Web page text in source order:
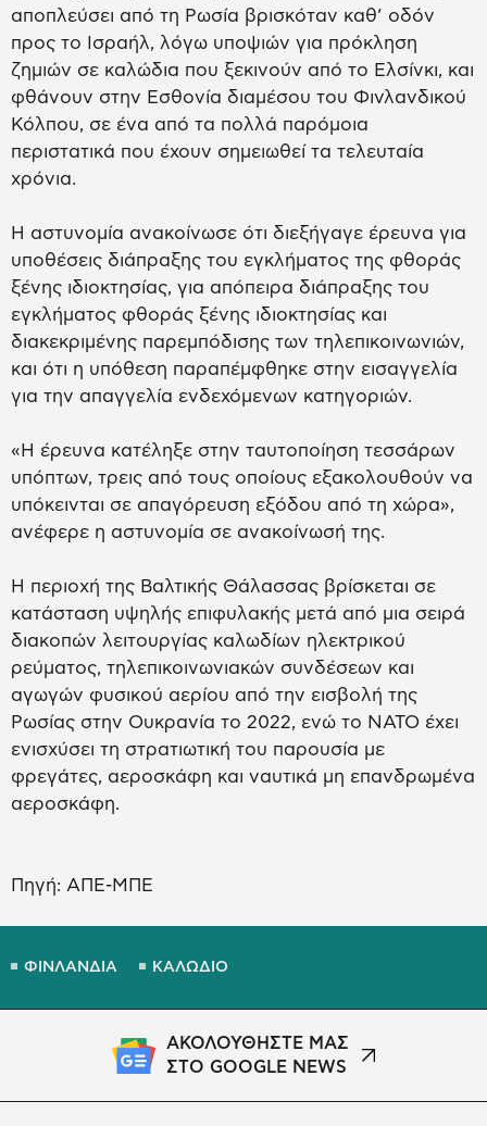
αποπλεύσει από τη Ρωσία βρισκόταν καθ’ οδόν
προς το Ισραήλ, λόγω υποψιών για πρόκληση
ζημιών σε καλώδια που ξεκινούν από το Ελσίνκι, και
φθάνουν στην Εσθονία διαμέσου του Φινλανδικού
Κόλπου, σε ένα από τα πολλά παρόμοια
περιστατικά που έχουν σημειωθεί τα τελευταία
χρόνια.
Η αστυνομία ανακοίνωσε ότι διεξήγαγε έρευνα για
υποθέσεις διάπραξης του εγκλήματος της φθοράς
ξένης ιδιοκτησίας, για απόπειρα διάπραξης του
εγκλήματος φθοράς ξένης ιδιοκτησίας και
διακεκριμένης παρεμπόδισης των τηλεπικοινωνιών,
και ότι η υπόθεση παραπέμφθηκε στην εισαγγελία
για την απαγγελία ενδεχόμενων κατηγοριών.
«Η έρευνα κατέληξε στην ταυτοποίηση τεσσάρων
υπόπτων, τρεις από τους οποίους εξακολουθούν να
υπόκεινται σε απαγόρευση εξόδου από τη χώρα»,
ανέφερε η αστυνομία σε ανακοίνωσή της.
Η περιοχή της Βαλτικής Θάλασσας βρίσκεται σε
κατάσταση υψηλής επιφυλακής μετά από μια σειρά
διακοπών λειτουργίας καλωδίων ηλεκτρικού
ρεύματος, τηλεπικοινωνιακών συνδέσεων και
αγωγών φυσικού αερίου από την εισβολή της
Ρωσίας στην Ουκρανία το 2022, ενώ το ΝΑΤΟ έχει
ενισχύσει τη στρατιωτική του παρουσία με
φρεγάτες, αεροσκάφη και ναυτικά μη επανδρωμένα
αεροσκάφη.
Πηγή: ΑΠΕ-ΜΠΕ
ΦΙΝΛΑΝΔΙΑ ΚΑΛΩΔΙΟ
ΑΚΟΛΟΥΘΗΣΤΕ ΜΑΣ
ΣΤΟ GOOGLE NEWS